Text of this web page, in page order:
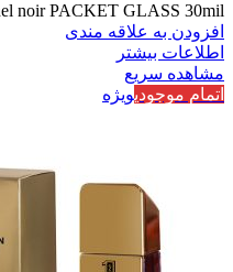
noir PACKET GLASS 30mil
افزودن به علاقه مندی
اطلاعات بیشتر
مشاهده سریع
اتمام موجودیویژه